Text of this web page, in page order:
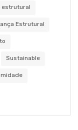
estrutural
Estrutural
Sustainable